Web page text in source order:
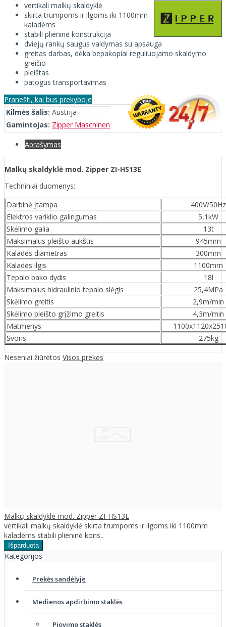
vertikali malkų skaldyklė
skirta trumpoms ir ilgoms iki 1100mm
kaladėms
stabili plieninė konstrukcija
dviejų rankų saugus valdymas su apsauga
greitas darbas, dėka bepakopiai reguliuojamo skaldymo
greičio
pleištas
patogus transportavimas
Pranešti, kai bus prekyboje
Kilmės šalis: Austrija
Gamintojas: Zipper Maschinen
Aprašymas
Malkų skaldyklė mod. Zipper ZI-HS13E
Techniniai duomenys:
Darbinė įtampa
400V/50Hz
Elektros variklio galingumas
5,1kW
Skėlimo galia
13t
Maksimalus pleišto aukštis
945mm
Kaladės diametras
300mm
Kaladės ilgis
1100mm
Tepalo bako dydis
18l
Maksimalus hidraulinio tepalo slėgis
25,4MPa
Skėlimo greitis
2,9m/min
Skėlimo pleišto grįžimo greitis
4,3m/min
Matmenys
Svoris
275kg
Neseniai žiūrėtos Visos prekės
Malkų skaldyklė mod. Zipper ZI-HS13E
vertikali malkų skaldyklė skirta trumpoms ir ilgoms iki 1100mm
kaladėms stabili plieninė kons..
Kategorijos
Prekės sandėlyje
Medienos apdirbimo staklės
Pjovimo staklės